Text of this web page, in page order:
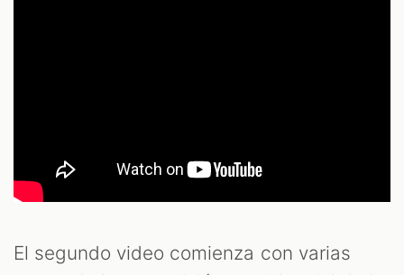
El segundo video comienza con varias